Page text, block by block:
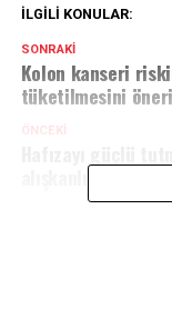
İLGILI KONULAR:
SONRAKI
Kolon kanseri
tüketilmesini
ÖNCEKI
alışkanlık